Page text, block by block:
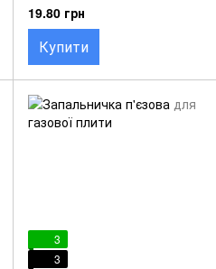
19.80 грн
Купити
3
3